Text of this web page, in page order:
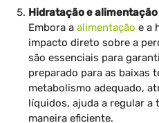
Hidratação e alimentação
Embora a alimentação e a
impacto direto sobre a
são essenciais para
preparado para as baixas
metabolismo adequado,
líquidos, ajuda a regular a
maneira eficiente.